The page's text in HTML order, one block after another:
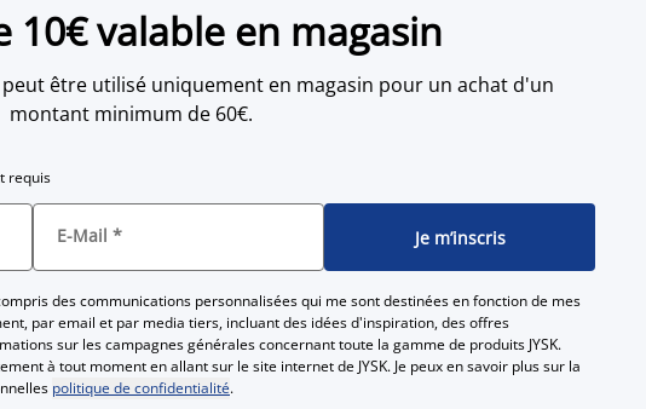
10€ valable en magasin
être utilisé uniquement en magasin pour un achat d'un
montant minimum de 60€.
requis
E-Mail * Je m’inscris
des communications personnalisées qui me sont destinées en fonction de mes
par email et par media tiers, incluant des idées d'inspiration, des offres
sur les campagnes générales concernant toute la gamme de produits JYSK.
à tout moment en allant sur le site internet de JYSK. Je peux en savoir plus sur la
politique de confidentialité.